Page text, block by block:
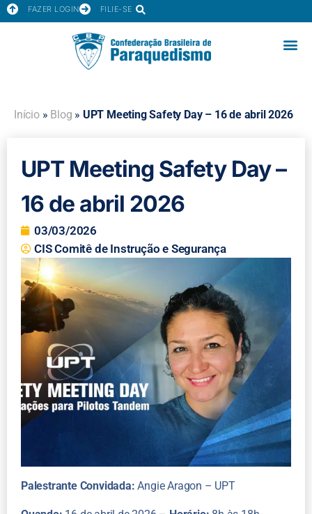
FAZER LOGIN FILIE-SE
Início» Blog » UPT Meeting Safety Day – 16 de abril 2026
UPT Meeting Safety Day –
16 de abril 2026
03/03/2026
CIS Comitê de Instrução e Segurança
Palestrante Convidada: Angie Aragon – UPT